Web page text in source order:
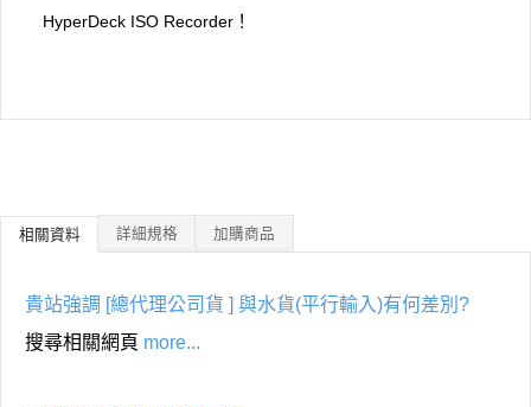
HyperDeck ISO Recorder！
相關資料 詳細規格 加購商品
貴站強調 [總代理公司貨 ] 與水貨(平行輸入)有何差別?
搜尋相關網頁 more...